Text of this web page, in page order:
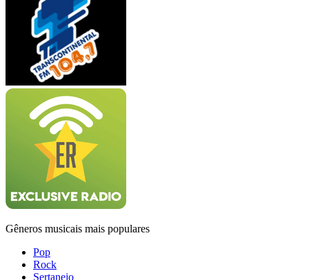
Gêneros musicais mais populares
Pop
Rock
Sertanejo